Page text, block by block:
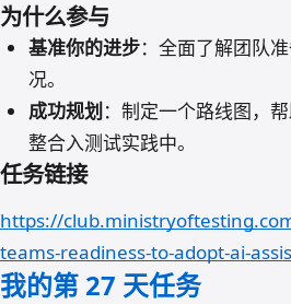
为什么参与
基准你的进步：全面了解团队
况。
成功规划 ：制定一个路线图，
整合入测试实践中。
任务链接
https://
teams-readiness-to-adopt-ai-
我的第 27 天任务